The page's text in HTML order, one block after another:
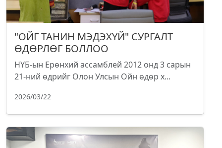
"ОЙГ ТАНИН МЭДЭХҮЙ" СУРГАЛТ
ӨДӨРЛӨГ БОЛЛОО
НҮБ-ын Ерөнхий ассамблей 2012 онд 3 сарын
21-ний өдрийг Олон Улсын Ойн өдөр х...
2026/03/22